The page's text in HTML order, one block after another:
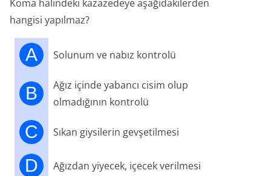
Koma halindeki kazazedeye aşağıdakilerden
hangisi yapılmaz?
A Solunum ve nabız kontrolü
B
Ağız içinde yabancı cisim olup
olmadığının kontrolü
C Sıkan giysilerin gevşetilmesi
D Ağızdan yiyecek, içecek verilmesi